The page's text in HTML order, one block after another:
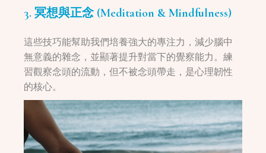
3. 冥想與正念 (Meditation & Mindfulness)
這些技巧能幫助我們培養強大的專注力，減少腦中
無意義的雜念，並顯著提升對當下的覺察能力。練
習觀察念頭的流動，但不被念頭帶走，是心理韌性
的核心。